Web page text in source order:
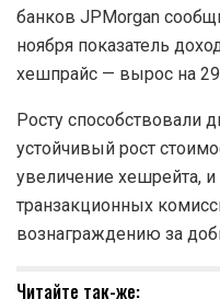
банков JPMorgan
ноября показатель
хешпрайс — вырос на
Росту способствовали
устойчивый рост
увеличение хешрейта,
транзакционных
вознаграждению за
Читайте так-же: